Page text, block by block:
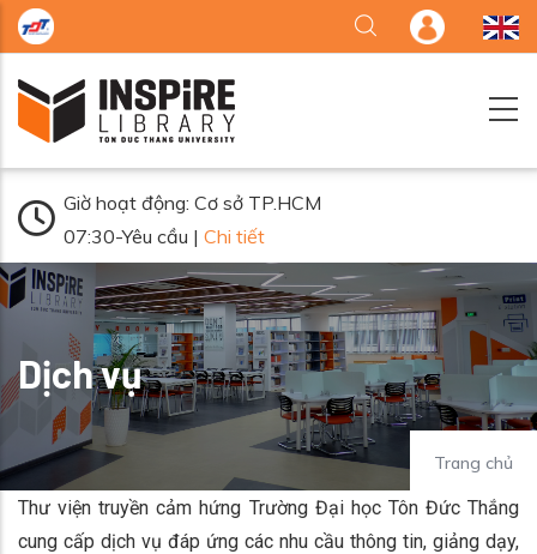
Nhảy đến nội dung
Giờ hoạt động: Cơ sở TP.HCM
07:30-Yêu cầu | Chi tiết
Dịch vụ
Trang chủ
Thư viện truyền cảm hứng Trường Đại học Tôn Đức Thắng
cung cấp dịch vụ đáp ứng các nhu cầu thông tin, giảng dạy,